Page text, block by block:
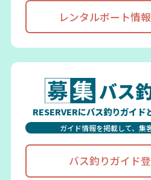
レンタルボート情
バス
RESERVERにバス釣りガイド
ガイド情報を掲載して、集
バス釣りガイド